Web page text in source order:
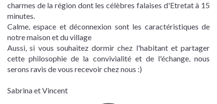
charmes de la région dont les célèbres falaises d'Etretat à 15
minutes.
Calme, espace et déconnexion sont les caractéristiques de
notre maison et du village
Aussi, si vous souhaitez dormir chez l'habitant et partager
cette philosophie de la convivialité et de l'échange, nous
serons ravis de vous recevoir chez nous :)
Sabrina et Vincent